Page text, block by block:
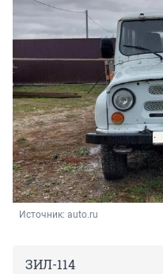
Источник: auto.ru
ЗИЛ-114